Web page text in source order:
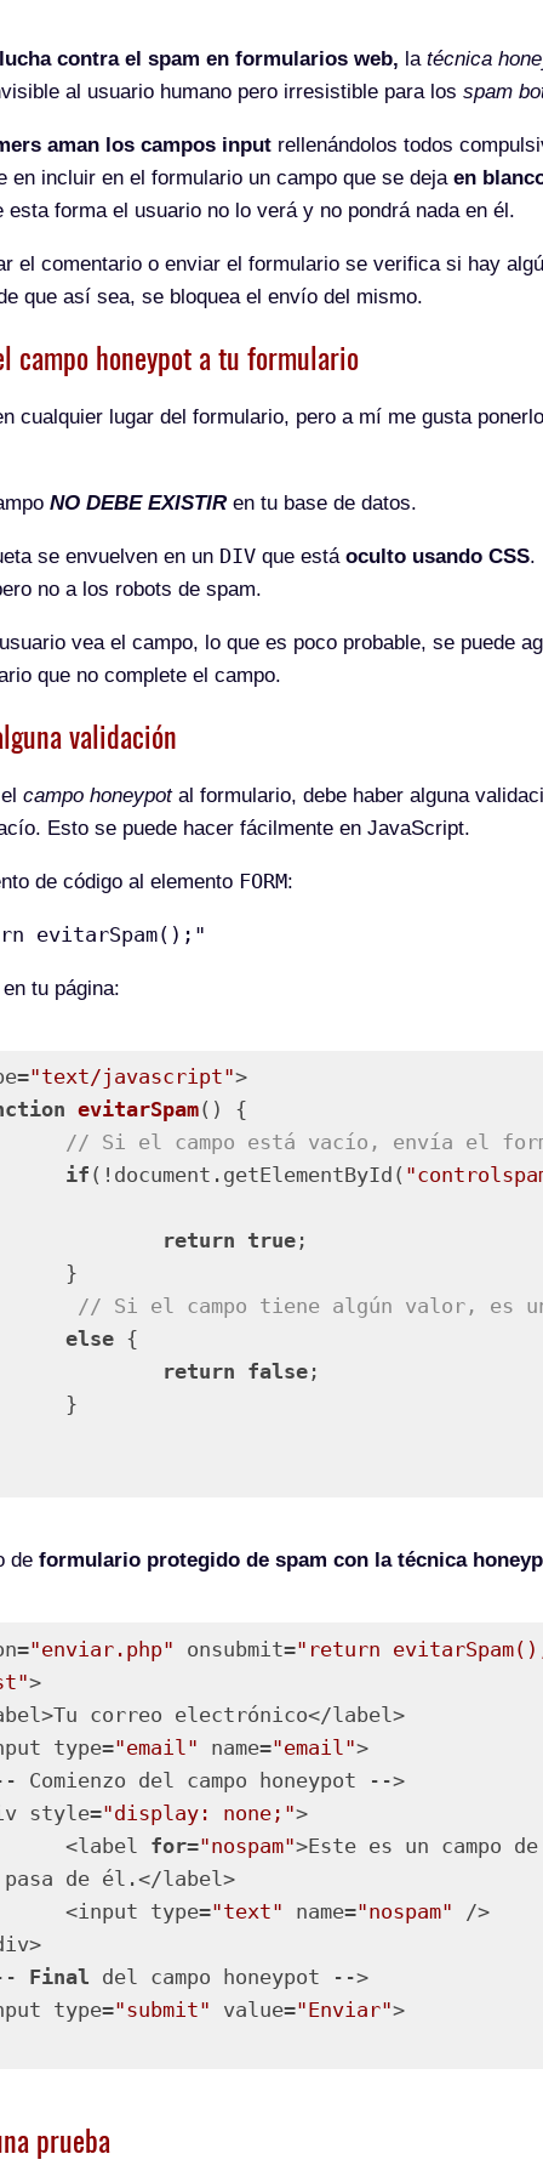
lucha contra el spam en formularios web, la técnica
al usuario humano pero irresistible para los spam
aman los campos input rellenándolos todos
en incluir en el formulario un campo que se deja en
esta forma el usuario no lo verá y no pondrá nada en él.
el comentario o enviar el formulario se verifica si hay
que así sea, se bloquea el envío del mismo.
campo honeypot a tu formulario
cualquier lugar del formulario, pero a mí me gusta
NO DEBE EXISTIR en tu base de datos.
se envuelven en un DIV que está oculto usando CSS.
no a los robots de spam.
vea el campo, lo que es poco probable, se puede
que no complete el campo.
validación
campo honeypotal formulario, debe haber alguna
Esto se puede hacer fácilmente en JavaScript.
de código al elemento FORM:
evitarSpam();"
tu página:
"text/javascript">
evitarSpam()
{
// Si el campo está vacío, envía el
if (!document.getElementById(
return true ;
// Si el campo tiene algún valor, es
else {
return false ;
de formulario protegido de spam con la técnica
"enviar.php" onsubmit="return
>
type=
"email" name="email">
style=
"display: none;">
		<label
for="nospam">Este es un campo
de él.</label>
		<input type=
"text" name="nospam" />
Final del campo honeypot -->
type=
"submit" value="Enviar">
prueba